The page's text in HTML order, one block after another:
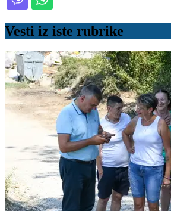
Vesti iz iste rubrike